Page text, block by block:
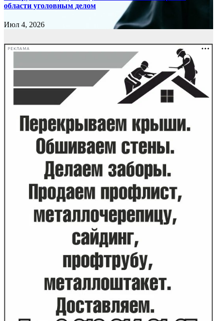
области уголовным делом
Июл 4, 2026
РЕКЛАМА